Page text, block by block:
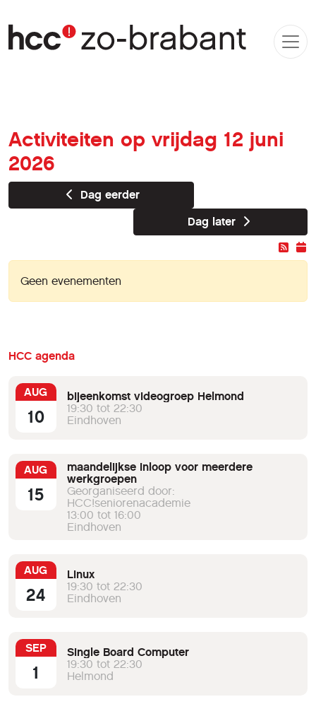
Activiteiten op vrijdag 12 juni
2026
Dag eerder
Dag later
Geen evenementen
HCC agenda
AUG
10
bijeenkomst videogroep Helmond
19:30 tot 22:30
Eindhoven
AUG
15
maandelijkse inloop voor meerdere
werkgroepen
Georganiseerd door:
HCC!seniorenacademie
13:00 tot 16:00
Eindhoven
AUG
24
Linux
19:30 tot 22:30
Eindhoven
SEP
1
Single Board Computer
19:30 tot 22:30
Helmond